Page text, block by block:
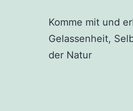
Komme mit und
Gelassenheit,
der Natur